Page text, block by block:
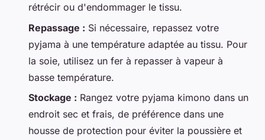
rétrécir ou d'endommager le tissu.
Repassage : Si nécessaire, repassez votre
pyjama à une température adaptée au tissu. Pour
la soie, utilisez un fer à repasser à vapeur à
basse température.
Stockage : Rangez votre pyjama kimono dans un
endroit sec et frais, de préférence dans une
housse de protection pour éviter la poussière et